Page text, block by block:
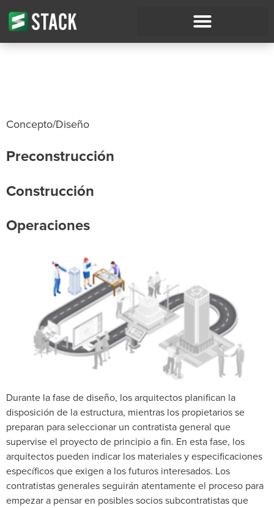
Concepto/Diseño
Preconstrucción
Construcción
Operaciones
Durante la fase de diseño, los arquitectos planifican la
disposición de la estructura, mientras los propietarios se
preparan para seleccionar un contratista general que
supervise el proyecto de principio a fin. En esta fase, los
arquitectos pueden indicar los materiales y especificaciones
específicos que exigen a los futuros interesados. Los
contratistas generales seguirán atentamente el proceso para
empezar a pensar en posibles socios subcontratistas que